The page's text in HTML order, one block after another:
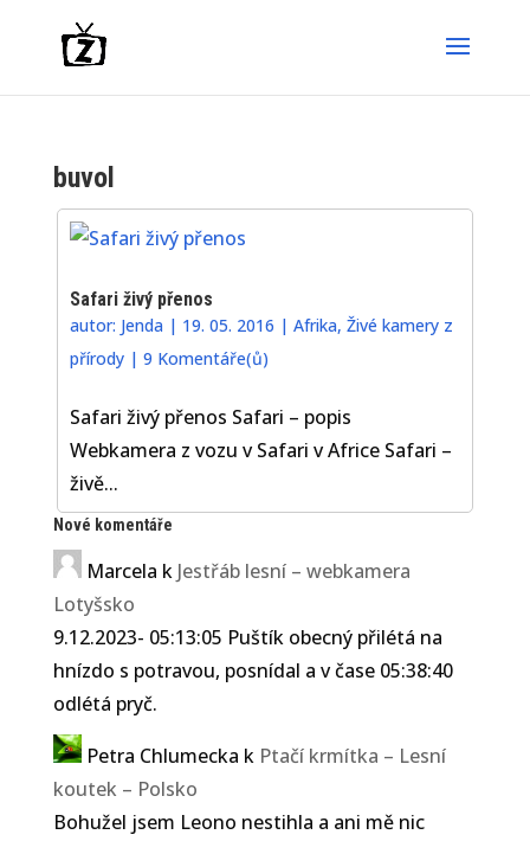
buvol
Safari živý přenos
autor: Jenda | 19. 05. 2016 |Afrika,Živé kamery z
přírody |9 Komentáře(ů)
Safari živý přenos Safari – popis
Webkamera z vozu v Safari v Africe Safari –
živě...
Nové komentáře
Marcela k Jestřáb lesní – webkamera
Lotyšsko
9.12.2023- 05:13:05 Puštík obecný přilétá na
hnízdo s potravou, posnídal a v čase 05:38:40
odlétá pryč.
Petra Chlumecka k Ptačí krmítka – Lesní
koutek – Polsko
Bohužel jsem Leono nestihla a ani mě nic